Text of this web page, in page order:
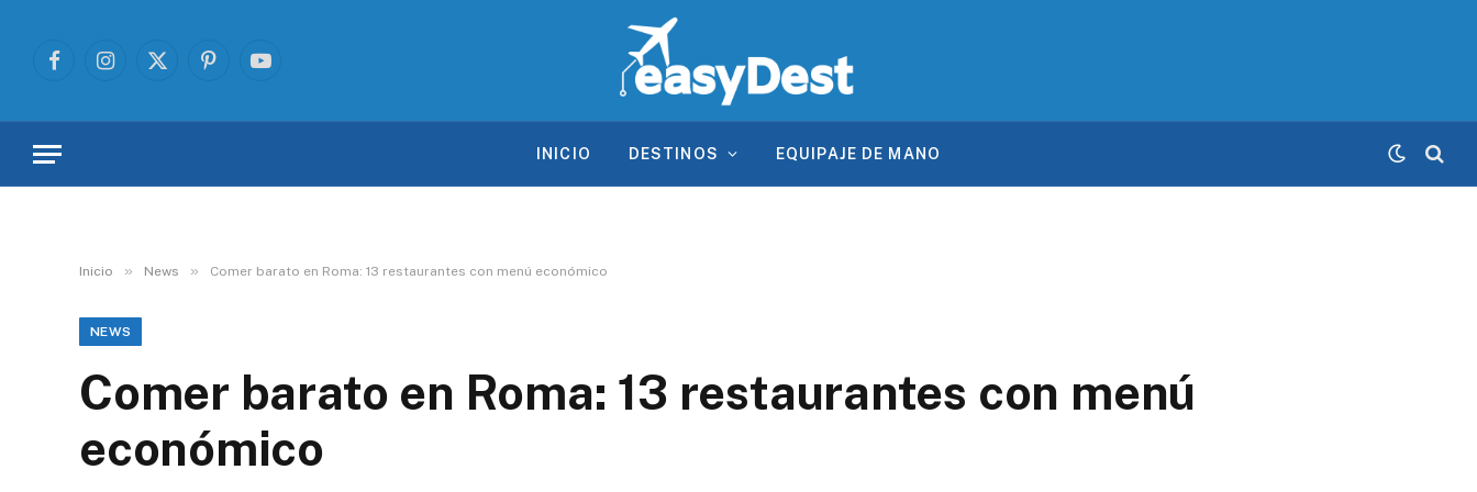
FacebookInstagram
X
PinterestYouTube
INICIO DESTINOS EQUIPAJE DE MANO
Inicio » News » Comer barato en Roma: 13 restaurantes con menú económico
NEWS
Comer barato en Roma: 13 restaurantes con menú
económico